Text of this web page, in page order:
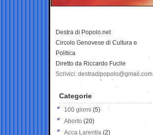
Destra di Popolo.net
Circolo Genovese di Cultura e
Politica
Diretto da Riccardo Fucile
Scrivici: destradipopolo@gmail.com
Categorie
100 giorni (5)
Aborto (20)
Acca Larentia (2)